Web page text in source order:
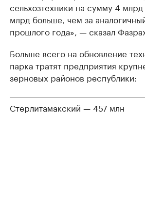
сельхозтехники на сумму 4 млрд
млрд больше, чем за
прошлого года», — сказал
Больше всего на обновление
парка тратят предприятия
зерновых районов республики:
Стерлитамакский — 457 млн